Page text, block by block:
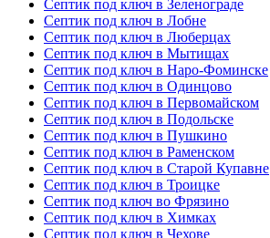
Септик под ключ в Зеленограде
Септик под ключ в Лобне
Септик под ключ в Люберцах
Септик под ключ в Мытищах
Септик под ключ в Наро-Фоминске
Септик под ключ в Одинцово
Септик под ключ в Первомайском
Септик под ключ в Подольске
Септик под ключ в Пушкино
Септик под ключ в Раменском
Септик под ключ в Старой Купавне
Септик под ключ в Троицке
Септик под ключ во Фрязино
Септик под ключ в Химках
Септик под ключ в Чехове